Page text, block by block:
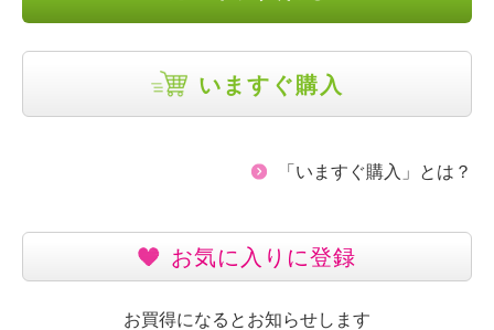
いますぐ購入
「いますぐ購入」とは？
お気に入りに登録
お買得になるとお知らせします